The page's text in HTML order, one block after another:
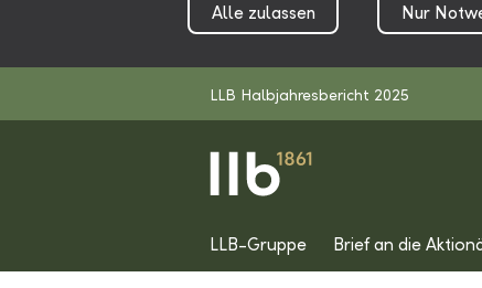
Alle zulassen Nur
LLB Halbjahresbericht 2025
LLB-Gruppe Brief an die